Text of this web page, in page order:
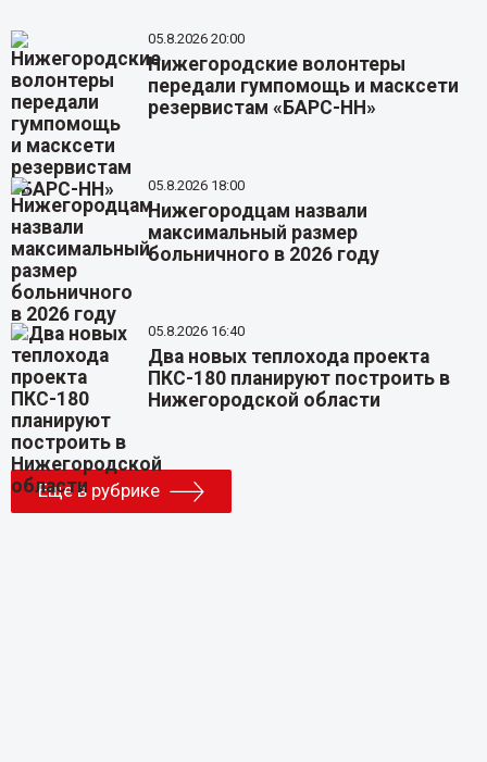
05.8.2026 20:00
Нижегородские волонтеры
передали гумпомощь и масксети
резервистам «БАРС-НН»
05.8.2026 18:00
Нижегородцам назвали
максимальный размер
больничного в 2026 году
05.8.2026 16:40
Два новых теплохода проекта
ПКС-180 планируют построить в
Нижегородской области
Еще в рубрике